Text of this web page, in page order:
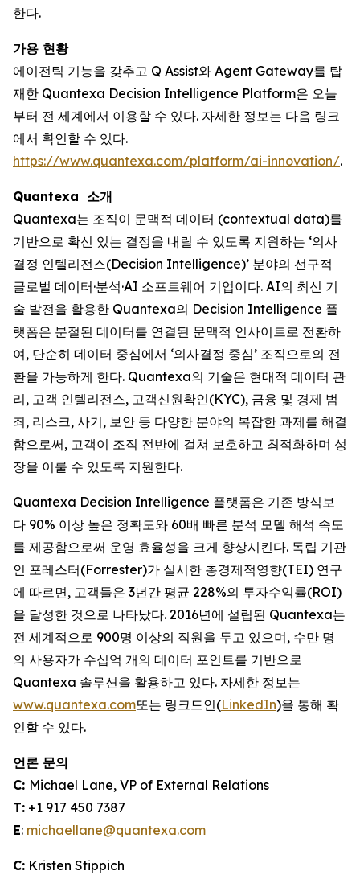
한다.
가용 현황
에이전틱 기능을 갖추고 Q Assist와 Agent Gateway를 탑
재한 Quantexa Decision Intelligence Platform은 오늘
부터 전 세계에서 이용할 수 있다. 자세한 정보는 다음 링크
에서 확인할 수 있다.
https://www.quantexa.com/platform/ai-innovation/.
Quantexa 소개
Quantexa는 조직이 문맥적 데이터 (contextual data)를
기반으로 확신 있는 결정을 내릴 수 있도록 지원하는 ‘의사
결정 인텔리전스(Decision Intelligence)’ 분야의 선구적
글로벌 데이터·분석·AI 소프트웨어 기업이다. AI의 최신 기
술 발전을 활용한 Quantexa의 Decision Intelligence 플
랫폼은 분절된 데이터를 연결된 문맥적 인사이트로 전환하
여, 단순히 데이터 중심에서 ‘의사결정 중심’ 조직으로의 전
환을 가능하게 한다. Quantexa의 기술은 현대적 데이터 관
리, 고객 인텔리전스, 고객신원확인(KYC), 금융 및 경제 범
죄, 리스크, 사기, 보안 등 다양한 분야의 복잡한 과제를 해결
함으로써, 고객이 조직 전반에 걸쳐 보호하고 최적화하며 성
장을 이룰 수 있도록 지원한다.
Quantexa Decision Intelligence 플랫폼은 기존 방식보
다 90% 이상 높은 정확도와 60배 빠른 분석 모델 해석 속도
를 제공함으로써 운영 효율성을 크게 향상시킨다. 독립 기관
인 포레스터(Forrester)가 실시한 총경제적영향(TEI) 연구
에 따르면, 고객들은 3년간 평균 228%의 투자수익률(ROI)
을 달성한 것으로 나타났다. 2016년에 설립된 Quantexa는
전 세계적으로 900명 이상의 직원을 두고 있으며, 수만 명
의 사용자가 수십억 개의 데이터 포인트를 기반으로
Quantexa 솔루션을 활용하고 있다. 자세한 정보는
www.quantexa.com또는 링크드인(LinkedIn)을 통해 확
인할 수 있다.
언론 문의
C: Michael Lane, VP of External Relations
T: +1 917 450 7387
E: michaellane@quantexa.com
C: Kristen Stippich